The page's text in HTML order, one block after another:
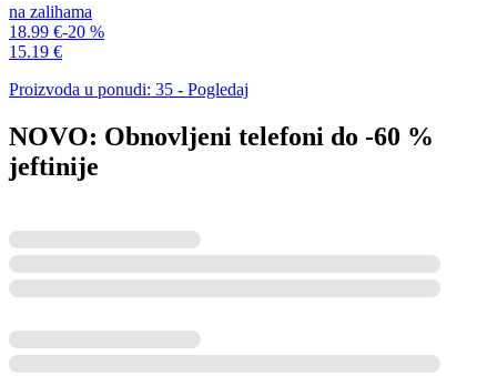
na zalihama
18.99 €-20 %
15.19 €
Proizvoda u ponudi: 35 - Pogledaj
NOVO: Obnovljeni telefoni do -60 %
jeftinije